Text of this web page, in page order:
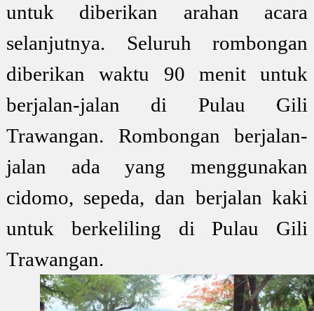
untuk diberikan arahan acara
selanjutnya. Seluruh rombongan
diberikan waktu 90 menit untuk
berjalan-jalan di Pulau Gili
Trawangan. Rombongan berjalan-
jalan ada yang menggunakan
cidomo, sepeda, dan berjalan kaki
untuk berkeliling di Pulau Gili
Trawangan.